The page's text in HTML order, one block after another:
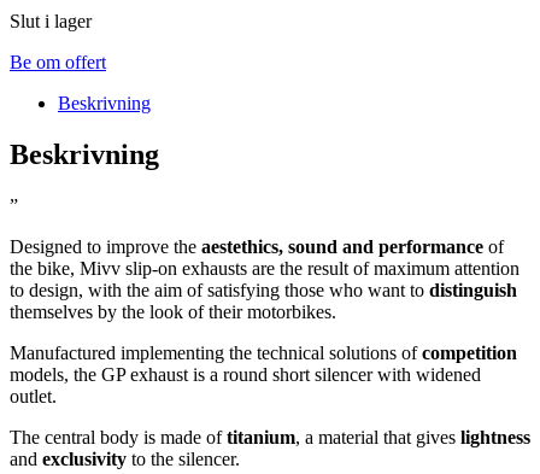
Slut i lager
Be om offert
Beskrivning
Beskrivning
”
Designed to improve the aestethics, sound and performance of
the bike, Mivv slip-on exhausts are the result of maximum attention
to design, with the aim of satisfying those who want to distinguish
themselves by the look of their motorbikes.
Manufactured implementing the technical solutions ofcompetition
models, the GP exhaust is a round short silencer with widened
outlet.
The central body is made oftitanium, a material that gives lightness
and exclusivity to the silencer.